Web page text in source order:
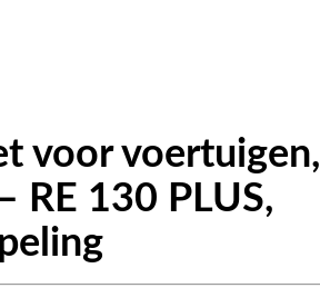
voor voertuigen,
RE 130 PLUS,